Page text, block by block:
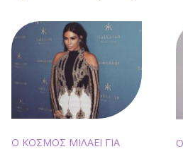
Ο ΚΟΣΜΟΣ ΜΙΛΑΕΙ ΓΙΑ